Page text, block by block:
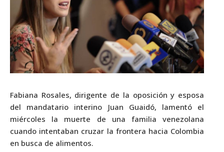
Fabiana Rosales, dirigente de la oposición y esposa
del mandatario interino Juan Guaidó, lamentó el
miércoles la muerte de una familia venezolana
cuando intentaban cruzar la frontera hacia Colombia
en busca de alimentos.